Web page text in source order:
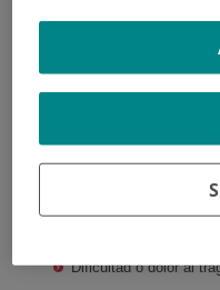
/SIGNOS Y
Signos y
Los síntomas dependen
cabeza o el cuello. Los
Úlceras en la boca
Manchas rojas o
Dificultad o dolor al